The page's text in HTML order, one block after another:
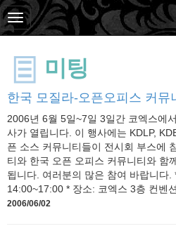
미팅
한국 모질라-오픈오피스 커뮤
2006년 6월 5일~7일 3일간 코엑스에
사가 열립니다. 이 행사에는 KDLP,
픈 소스 커뮤니티들이 전시회 부스에
티와 한국 오픈 오피스 커뮤니티와 함
됩니다. 여러분의 많은 참여 바랍니다
14:00~17:00 * 장소: 코엑스 3층 컨벤션
2006/06/02